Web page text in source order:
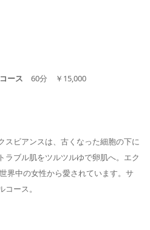
ース 60分 ￥ 15,000
スビアンスは、古くなった細胞の下に
ラブル肌をツルツルゆで卵肌へ。エク
界中の女性から愛されています。サ
ース。